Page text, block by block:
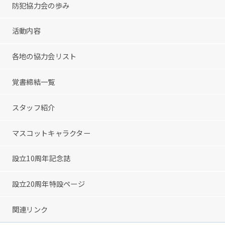
防犯協力会の歩み
活動内容
各地の協力会リスト
覚書締結一覧
スタッフ紹介
マスコットキャラクター
設立10周年記念誌
設立20周年特設ページ
関連リンク